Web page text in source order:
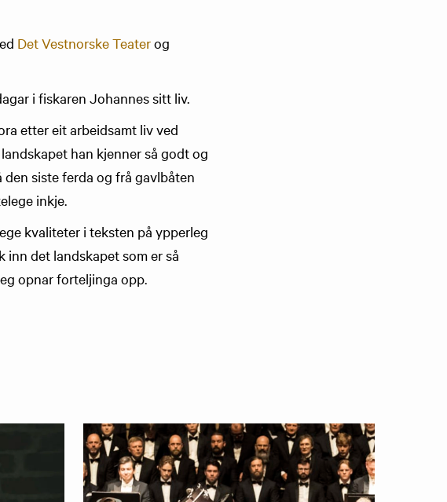
Det Vestnorske Teaterog
i fiskaren Johannes sitt liv.
etter eit arbeidsamt liv ved
han kjenner så godt og
siste ferda og frå gavlbåten
inkje.
kvaliteter i teksten på ypperleg
inn det landskapet som er så
opnar forteljinga opp.